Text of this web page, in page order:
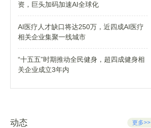
资，巨头加码加速AI全球化
AI医疗人才缺口将达250万，近四成AI医疗
相关企业集聚一线城市
“十五五”时期推动全民健身，超四成健身相
关企业成立3年内
动态 更多>>